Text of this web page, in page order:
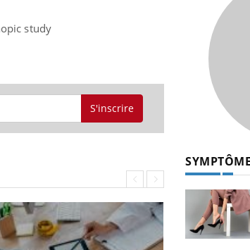
study
S'inscrire